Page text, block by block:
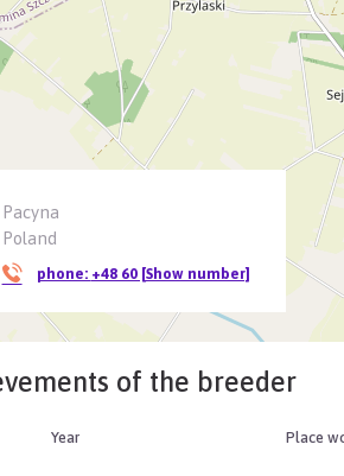
Pacyna
Poland
phone: +48 60 [Show number]
of the breeder
Year Place